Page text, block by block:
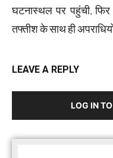
घटनास्थल पर पहुंची,
तफ्तीश के साथ ही
LEAVE A REPLY
LOG IN